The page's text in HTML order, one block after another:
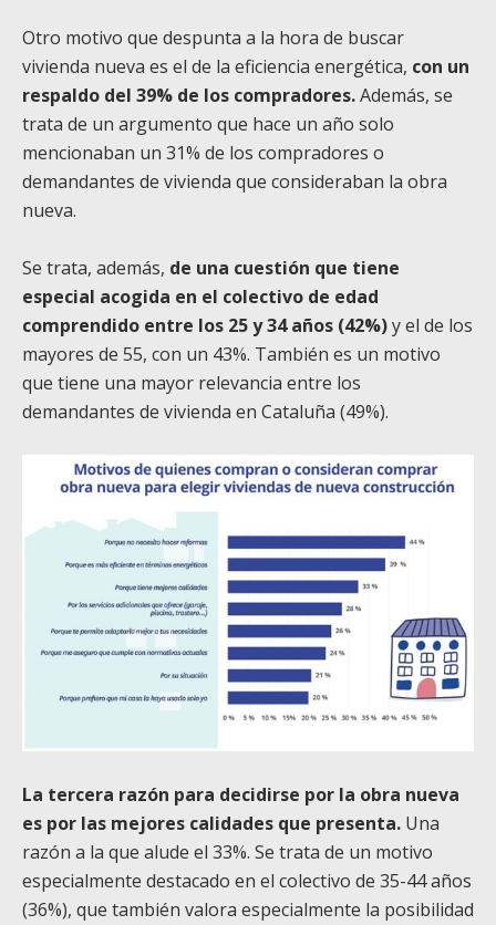
Otro motivo que despunta a la hora de buscar
vivienda nueva es el de la eficiencia energética, con un
respaldo del 39% de los compradores.Además, se
trata de un argumento que hace un año solo
mencionaban un 31% de los compradores o
demandantes de vivienda que consideraban la obra
nueva.
Se trata, además, de una cuestión que tiene
especial acogida en el colectivo de edad
comprendido entre los 25 y 34 años (42%)y el de los
mayores de 55, con un 43%. También es un motivo
que tiene una mayor relevancia entre los
demandantes de vivienda en Cataluña (49%).
La tercera razón para decidirse por la obra nueva
es por las mejores calidades que presenta. Una
razón a la que alude el 33%. Se trata de un motivo
especialmente destacado en el colectivo de 35-44 años
(36%), que también valora especialmente la posibilidad